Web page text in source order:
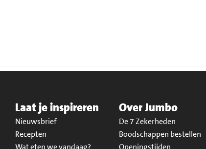
Laat je inspireren
Nieuwsbrief
Recepten
Wat eten we vandaag?
Over Jumbo
De 7 Zekerheden
Boodschappen bestellen
Openingstijden